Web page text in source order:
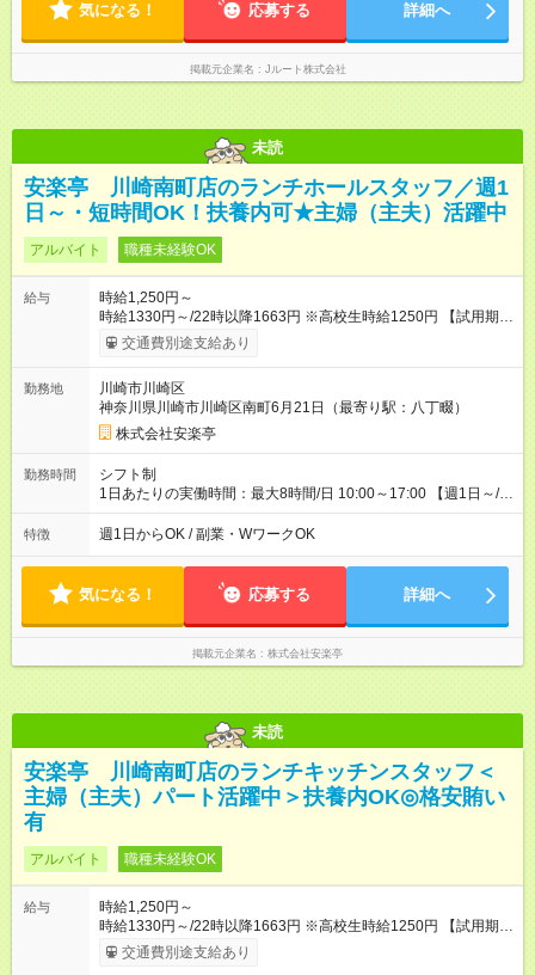
気になる！ 応募する 詳細へ
掲載元企業名 Jルート株式会社
未読
安楽亭 川崎南町店のランチホールスタッフ／週1
日～・短時間OK！扶養内可★主婦（主夫）活躍中
アルバイト 職種未経験OK
給与
時給1,250円～
時給1330円～/22時以降1663円 ※高校生時給1250円 【試用期
間】試用期間あり 試用期間の長さ：12ヶ月 雇用形態、給与は本
採用時と同じです。 ※最大12ヶ月の間で、合計30時間の試用期
交通費別途支給あり
勤務地
川崎市川崎区
神奈川県川崎市川崎区南町6月21日（最寄り駅：八丁畷）
株式会社安楽亭
勤務時間
シフト制
1日あたりの実働時間：最大8時間/日 10:00～17:00 【週1日～/1
日3時間～OK！】 ＊レギュラー勤務ももちろん大歓迎！ 「子ど
ものお迎えまでの時間」 「ランチタイムだけ」 など、家庭の予
談可能◎
特徴 週1日からOK / 副業・WワークOK
気になる！ 応募する 詳細へ
掲載元企業名 株式会社安楽亭
未読
安楽亭 川崎南町店のランチキッチンスタッフ＜
主婦（主夫）パート活躍中＞扶養内OK◎格安賄い
有
アルバイト 職種未経験OK
給与
時給1,250円～
時給1330円～/22時以降1663円 ※高校生時給1250円 【試用期
間】試用期間あり 試用期間の長さ：12ヶ月 雇用形態、給与は本
採用時と同じです。 ※最大12ヶ月の間で、合計30時間の試用期
交通費別途支給あり